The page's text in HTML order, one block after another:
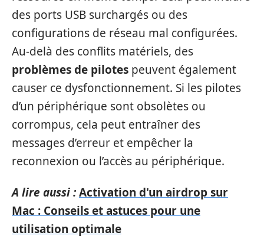
des ports USB surchargés ou des
configurations de réseau mal configurées.
Au-delà des conflits matériels, des
problèmes de pilotes peuvent également
causer ce dysfonctionnement. Si les pilotes
d’un périphérique sont obsolètes ou
corrompus, cela peut entraîner des
messages d’erreur et empêcher la
reconnexion ou l’accès au périphérique.
A lire aussi :Activation d'un airdrop sur
Mac : Conseils et astuces pour une
utilisation optimale